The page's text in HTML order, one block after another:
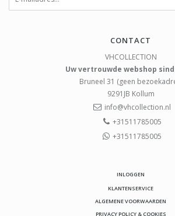
CONTACT
VHCOLLECTION
Uw vertrouwde webshop
Bruneel 31 (geen
9291JB Kollum
info@vhcollection.nl
+31511785005
+31511785005
INLOGGEN
KLANTENSERVICE
ALGEMENE VOORWAARDEN
PRIVACY POLICY & COOKIES